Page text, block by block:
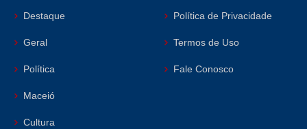
Destaque
Geral
Política
Maceió
Cultura
Política de Privacidade
Termos de Uso
Fale Conosco